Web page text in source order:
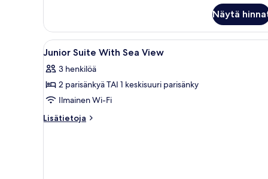
parveke,
merinäköala
(IN)
Näytä
Avaa
kaikki
huonetyypin
Junior
Suite
With
Minibaari, tallelokero
1
Junior Suite With Sea View
3 henkilöä
2 parisänkyä TAI 1 keskisuuri parisänky
Ilmainen Wi-Fi
Lisätietoja
Lisätietoja